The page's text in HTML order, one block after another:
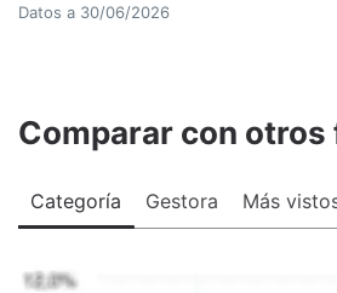
Datos a 30/06/2026
Comparar con otros
Categoría Gestora Más